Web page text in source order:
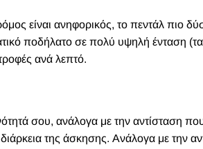
είναι ανηφορικός, το πεντάλ πιο
ποδήλατο σε πολύ υψηλή ένταση
ανά λεπτό.
σου, ανάλογα με την αντίσταση
της άσκησης. Ανάλογα με την